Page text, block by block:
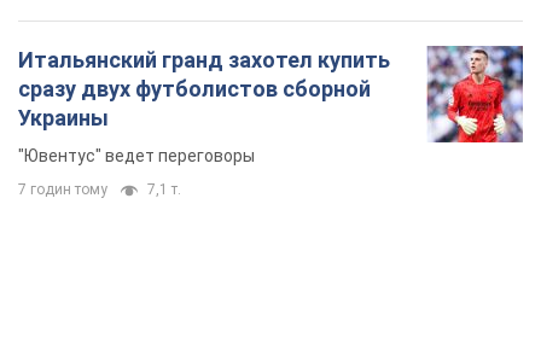
Итальянский гранд захотел купить
сразу двух футболистов сборной
Украины
"Ювентус" ведет переговоры
7 годин тому 7,1 т.